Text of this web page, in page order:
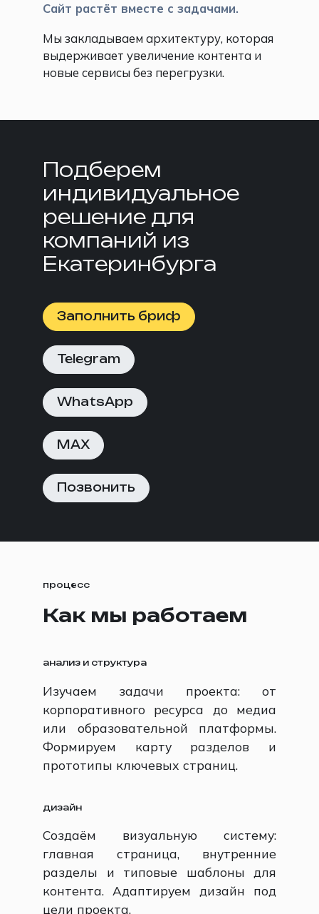
Сайт растёт вместе с задачами.
Мы закладываем архитектуру, которая
выдерживает увеличение контента и
новые сервисы без перегрузки.
Подберем
индивидуальное
решение для
компаний из
Екатеринбурга
Заполнить бриф
Telegram
WhatsApp
MAX
Позвонить
процесс
Как мы работаем
анализ и структура
Изучаем задачи проекта: от
корпоративного ресурса до медиа
или образовательной платформы.
Формируем карту разделов и
прототипы ключевых страниц.
дизайн
Создаём визуальную систему:
главная страница, внутренние
разделы и типовые шаблоны для
контента. Адаптируем дизайн под
цели проекта.